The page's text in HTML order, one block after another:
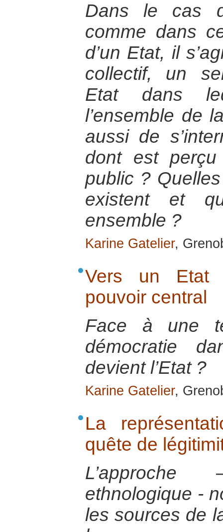
Dans le cas
comme dans
d’un Etat, il
collectif, un
Etat dans
l’ensemble de
aussi de
dont est
public ?
existent et
ensemble ?
Karine Gatelier,
Vers un Etat :
pouvoir central
Face à une
démocratie
devient l’Etat ?
Karine Gatelier,
La
quête de
ethnologique -
les sources de